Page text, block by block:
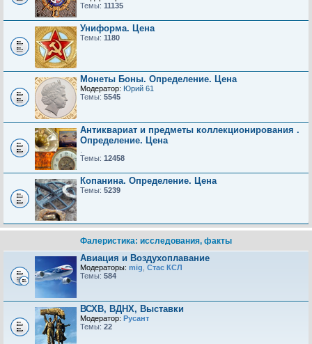
Темы: 11135
Униформа. Цена
Темы: 1180
Монеты Боны. Определение. Цена
Модератор: Юрий 61
Темы: 5545
Антиквариат и предметы коллекционирования .
Определение. Цена
Темы: 12458
Копанина. Определение. Цена
Темы: 5239
Фалеристика: исследования, факты
Авиация и Воздухоплавание
Модераторы: mig Стас КСЛ
Темы: 584
ВСХВ, ВДНХ, Выставки
Модератор: Русант
Темы: 22